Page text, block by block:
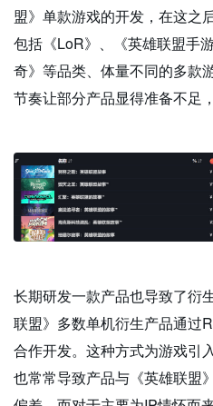
盟》单款游戏的开发，在这之
包括《LoR》、《英雄联盟手
奇》等品类、体量不同的多款
节奏让部分产品显得准备不足，
长期研发一款产品也导致了衍
联盟》多数单机衍生产品通过
合作开发。这种方式为游戏引
也常常导致产品与《英雄联盟